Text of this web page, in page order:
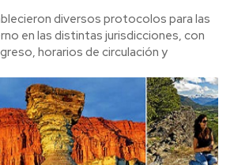
diversos protocolos para las
en las distintas jurisdicciones, con
horarios de circulación y